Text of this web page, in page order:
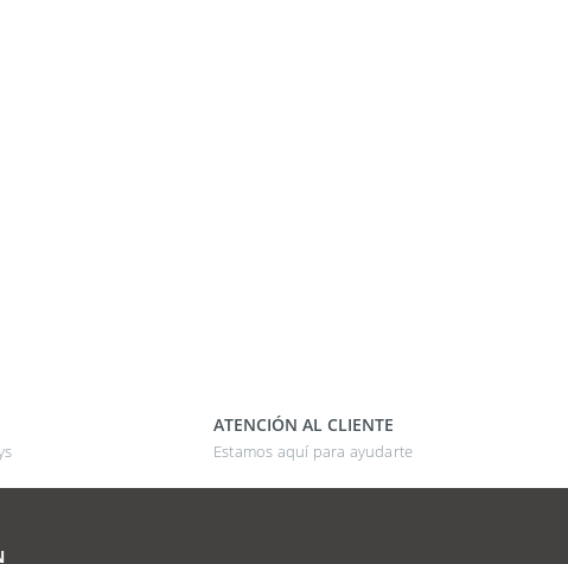
ATENCIÓN AL CLIENTE
Estamos aquí para ayudarte